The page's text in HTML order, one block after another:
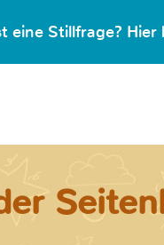
eine Stillfrage?